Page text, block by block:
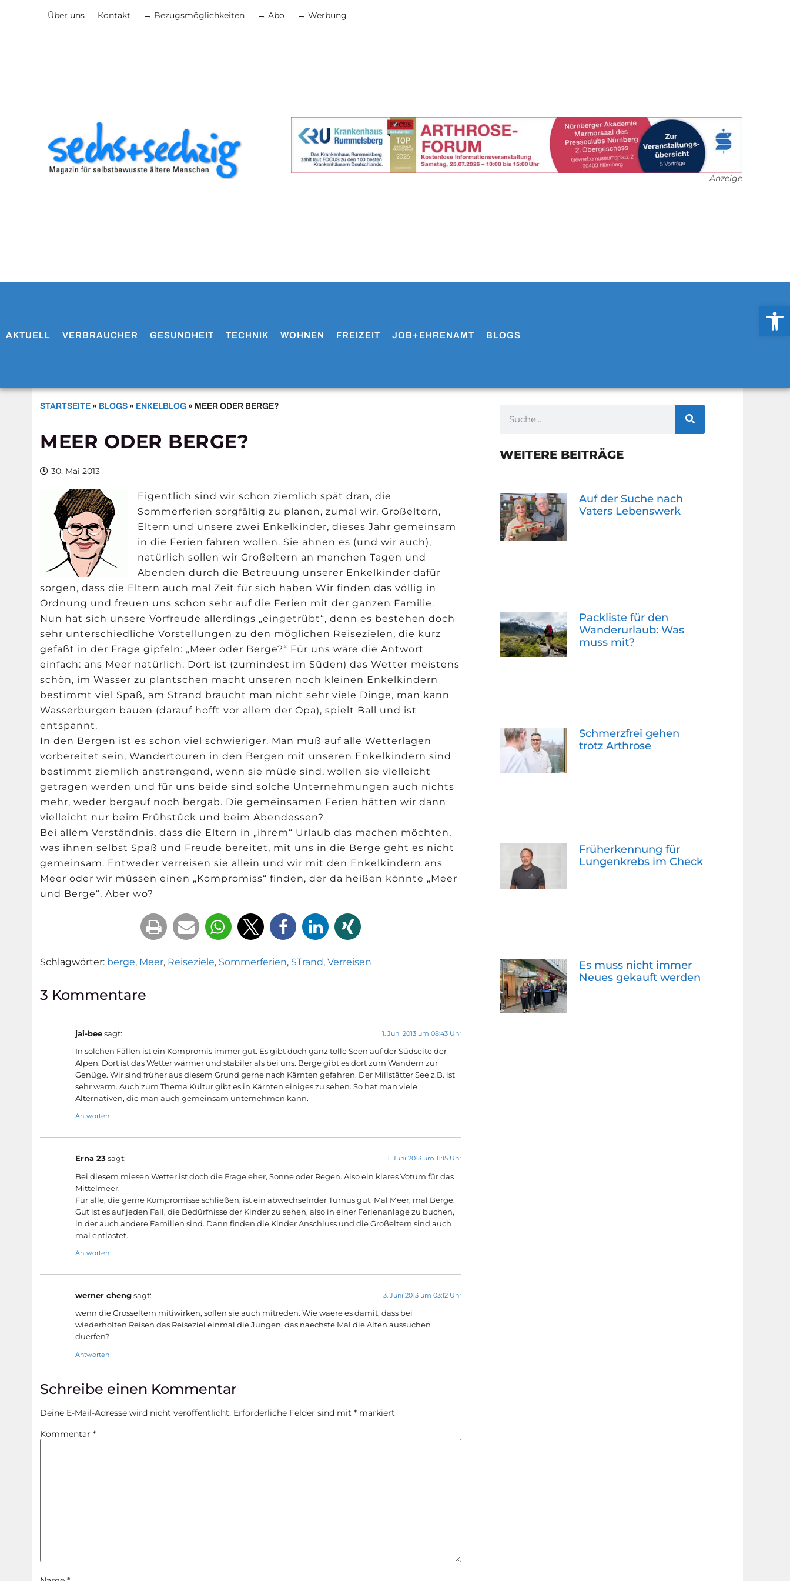
Über uns Kontakt → Bezugsmöglichkeiten → Abo → Werbung
Anzeige
AKTUELL VERBRAUCHER GESUNDHEIT TECHNIK WOHNEN FREIZEIT JOB+EHRENAMT BLOGS
STARTSEITE » BLOGS » ENKELBLOG » MEER ODER BERGE?
MEER ODER BERGE?
30. Mai 2013
Eigentlich sind wir schon ziemlich spät dran, die
Sommerferien sorgfältig zu planen, zumal wir, Großeltern,
Eltern und unsere zwei Enkelkinder, dieses Jahr gemeinsam
in die Ferien fahren wollen. Sie ahnen es (und wir auch),
natürlich sollen wir Großeltern an manchen Tagen und
Abenden durch die Betreuung unserer Enkelkinder dafür
sorgen, dass die Eltern auch mal Zeit für sich haben Wir finden das völlig in
Ordnung und freuen uns schon sehr auf die Ferien mit der ganzen Familie.
Nun hat sich unsere Vorfreude allerdings „eingetrübt“, denn es bestehen doch
sehr unterschiedliche Vorstellungen zu den möglichen Reisezielen, die kurz
gefaßt in der Frage gipfeln: „Meer oder Berge?“ Für uns wäre die Antwort
einfach: ans Meer natürlich. Dort ist (zumindest im Süden) das Wetter meistens
schön, im Wasser zu plantschen macht unseren noch kleinen Enkelkindern
bestimmt viel Spaß, am Strand braucht man nicht sehr viele Dinge, man kann
Wasserburgen bauen (darauf hofft vor allem der Opa), spielt Ball und ist
entspannt.
In den Bergen ist es schon viel schwieriger. Man muß auf alle Wetterlagen
vorbereitet sein, Wandertouren in den Bergen mit unseren Enkelkindern sind
bestimmt ziemlich anstrengend, wenn sie müde sind, wollen sie vielleicht
getragen werden und für uns beide sind solche Unternehmungen auch nichts
mehr, weder bergauf noch bergab. Die gemeinsamen Ferien hätten wir dann
vielleicht nur beim Frühstück und beim Abendessen?
Bei allem Verständnis, dass die Eltern in „ihrem“ Urlaub das machen möchten,
was ihnen selbst Spaß und Freude bereitet, mit uns in die Berge geht es nicht
gemeinsam. Entweder verreisen sie allein und wir mit den Enkelkindern ans
Meer oder wir müssen einen „Kompromiss“ finden, der da heißen könnte „Meer
und Berge“. Aber wo?
Schlagwörter: berge, Meer, Reiseziele, Sommerferien, STrand,Verreisen
3 Kommentare
jai-bee sagt: 1. Juni 2013 um 08:43 Uhr
In solchen Fällen ist ein Kompromis immer gut. Es gibt doch ganz tolle Seen auf der Südseite der
Alpen. Dort ist das Wetter wärmer und stabiler als bei uns. Berge gibt es dort zum Wandern zur
Genüge. Wir sind früher aus diesem Grund gerne nach Kärnten gefahren. Der Millstätter See z.B. ist
sehr warm. Auch zum Thema Kultur gibt es in Kärnten einiges zu sehen. So hat man viele
Alternativen, die man auch gemeinsam unternehmen kann.
Antworten
Erna 23 sagt: 1. Juni 2013 um 11:15 Uhr
Bei diesem miesen Wetter ist doch die Frage eher, Sonne oder Regen. Also ein klares Votum für das
Mittelmeer.
Für alle, die gerne Kompromisse schließen, ist ein abwechselnder Turnus gut. Mal Meer, mal Berge.
Gut ist es auf jeden Fall, die Bedürfnisse der Kinder zu sehen, also in einer Ferienanlage zu buchen,
in der auch andere Familien sind. Dann finden die Kinder Anschluss und die Großeltern sind auch
mal entlastet.
Antworten
werner cheng sagt: 3. Juni 2013 um 03:12 Uhr
wenn die Grosseltern mitiwirken, sollen sie auch mitreden. Wie waere es damit, dass bei
wiederholten Reisen das Reiseziel einmal die Jungen, das naechste Mal die Alten aussuchen
duerfen?
Antworten
Schreibe einen Kommentar
Deine E-Mail-Adresse wird nicht veröffentlicht. Erforderliche Felder sind mit* markiert
Kommentar*
WEITERE BEITRÄGE
Auf der Suche nach
Vaters Lebenswerk
Packliste für den
Wanderurlaub: Was
muss mit?
Schmerzfrei gehen
trotz Arthrose
Früherkennung für
Lungenkrebs im Check
Es muss nicht immer
Neues gekauft werden